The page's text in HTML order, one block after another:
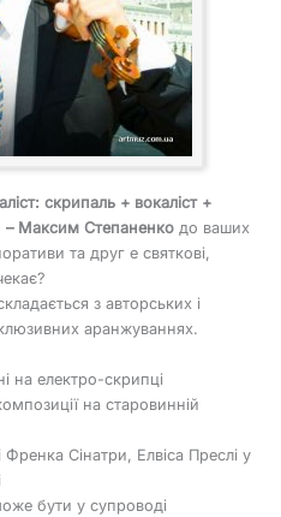
скрипаль + вокаліст +
– Максим Степаненко до ваших
та друг е святкові,
з авторських і
аранжуваннях.
на електро-скрипці
на старовинній
Френка Сінатри, Елвіса Преслі у
бути у супроводі